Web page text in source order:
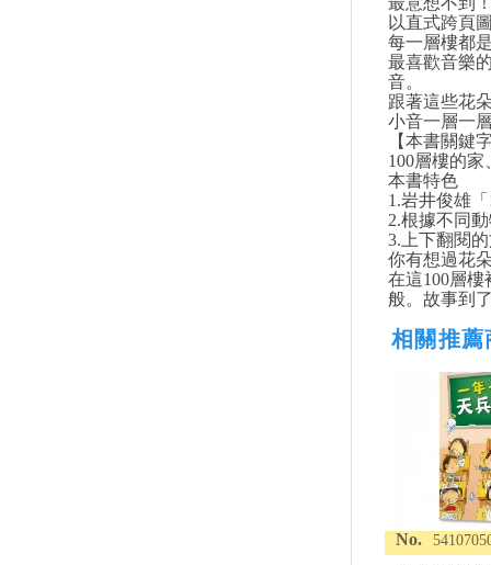
以直式跨頁
每一層樓都
最喜歡音樂
音。
跟著這些花
小音一層一
【本書關鍵
100層樓的
本書特色
1.岩井俊雄
2.根據不同
3.上下翻閱
你有想過花
在這100層
般。故事到
相關推薦
No.